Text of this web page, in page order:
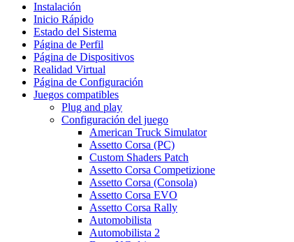
Instalación
Inicio Rápido
Estado del Sistema
Página de Perfil
Página de Dispositivos
Realidad Virtual
Página de Configuración
Juegos compatibles
Plug and play
Configuración del juego
American Truck Simulator
Assetto Corsa (PC)
Custom Shaders Patch
Assetto Corsa Competizione
Assetto Corsa (Consola)
Assetto Corsa EVO
Assetto Corsa Rally
Automobilista
Automobilista 2